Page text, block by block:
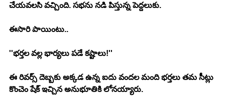
చేయవలసి వచ్చింది. సభను నడి పిస్తున్న పెద్దలుకు.
ఈసారి పాయింటు..
''భర్తల వల్ల భార్యలు పడే కష్టాలు!''
ఈ రివర్స్ దెబ్బకు అక్కడ ఉన్న ఐదు వందల మంది భర్తలు తమ సీట్లు
కొంచెం షేక్ ఇచ్చిన అనుభూతికి లోనయ్యారు.